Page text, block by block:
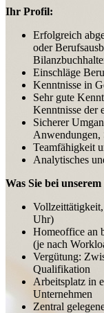
Ihr Profil:
Erfolgreich
oder
Einschläge
Kenntnisse in
Sehr gute
Kenntnisse der
Sicherer
Teamfähigkeit
Analytisches
Was Sie bei
Uhr)
Homeoffice an
(je nach
Vergütung:
Qualifikation
Arbeitsplatz in
Unternehmen
Zentral